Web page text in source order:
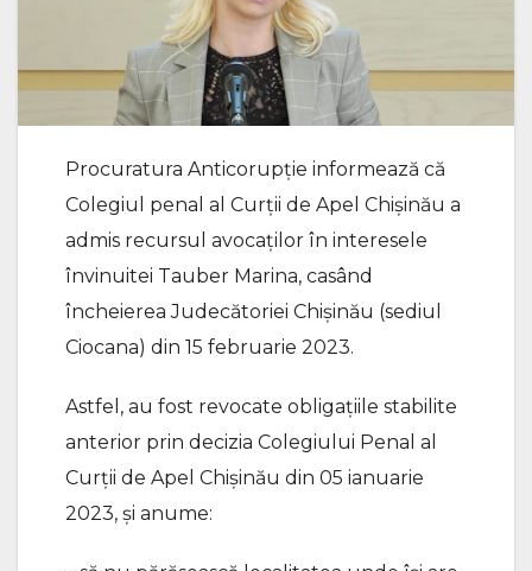
Procuratura Anticorupție informează că
Colegiul penal al Curții de Apel Chișinău a
admis recursul avocaților în interesele
învinuitei Tauber Marina, casând
încheierea Judecătoriei Chișinău (sediul
Ciocana) din 15 februarie 2023.
Astfel, au fost revocate obligațiile stabilite
anterior prin decizia Colegiului Penal al
Curții de Apel Chișinău din 05 ianuarie
2023, și anume: